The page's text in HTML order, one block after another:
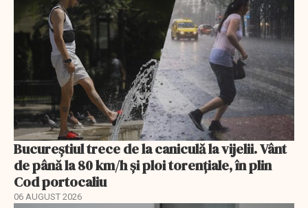
Bucureștiul trece de la caniculă la vijelii. Vânt
de până la 80 km/h și ploi torențiale, în plin
Cod portocaliu
06 AUGUST 2026